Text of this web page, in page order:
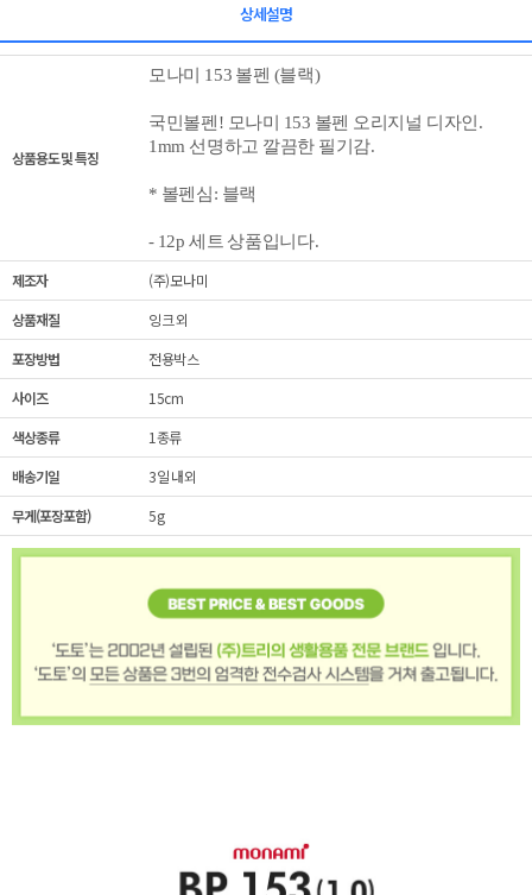
상세설명
상품용도 및 특징
모나미 153 볼펜 (블랙)
국민볼펜! 모나미 153 볼펜 오리지널 디자인.
1mm 선명하고 깔끔한 필기감.
* 볼펜심: 블랙
- 12p 세트 상품입니다.
제조자
(주)모나미
상품재질
잉크 외
포장방법
전용박스
사이즈
15cm
색상종류
1종류
배송기일
3일 내외
무게(포장포함)
5g